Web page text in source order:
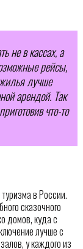
не в кассах, а
рейсы,
лучше
арендой. Так
что-то
в России.
сказочного
домов, куда с
лучше с
у каждого из